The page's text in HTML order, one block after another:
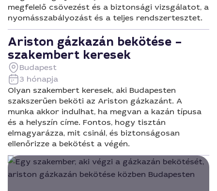
megfelelő csövezést és a biztonsági vizsgálatot, a
nyomásszabályozást és a teljes rendszertesztet.
Ariston gázkazán bekötése –
szakembert keresek
Budapest
3 hónapja
Olyan szakembert keresek, aki Budapesten
szakszerűen beköti az Ariston gázkazánt. A
munka akkor indulhat, ha megvan a kazán típusa
és a helyszín címe. Fontos, hogy tisztán
elmagyarázza, mit csinál, és biztonságosan
ellenőrizze a bekötést a végén.